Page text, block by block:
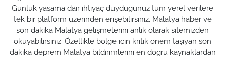
Günlük yaşama dair ihtiyaç duyduğunuz tüm yerel verilere
tek bir platform üzerinden erişebilirsiniz. Malatya haber ve
son dakika Malatya gelişmelerini anlık olarak sitemizden
okuyabilirsiniz. Özellikle bölge için kritik önem taşıyan son
dakika deprem Malatya bildirimlerini en doğru kaynaklardan